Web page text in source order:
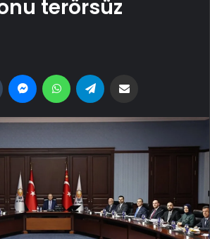
terörsüz
Tumblr MessengerWhatsApp